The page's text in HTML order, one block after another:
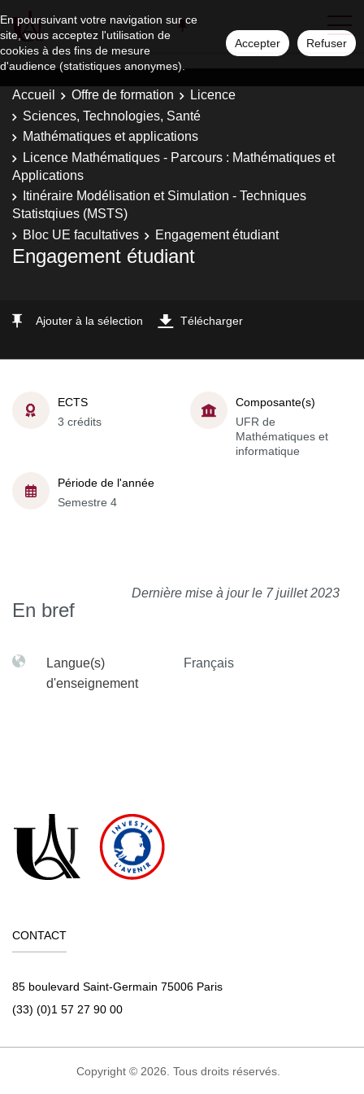
En poursuivant votre navigation sur ce
site, vous acceptez l'utilisation de
cookies à des fins de mesure
d'audience (statistiques anonymes).
Accepter Refuser
Accueil Offre de formation
Licence
Sciences, Technologies, Santé
Mathématiques et applications
Licence Mathématiques - Parcours : Mathématiques et
Applications
Itinéraire Modélisation et Simulation - Techniques
Statistqiues (MSTS)
Bloc UE facultatives
Engagement étudiant
Engagement étudiant
Ajouter à la sélection Télécharger
ECTS
3 crédits
Composante(s)
UFR de
Mathématiques et
informatique
Période de l'année
Semestre 4
Dernière mise à jour le 7 juillet 2023
En bref
Langue(s)
d'enseignement
Français
CONTACT
85 boulevard Saint-Germain 75006 Paris
(33) (0)1 57 27 90 00
Copyright © 2026. Tous droits réservés.